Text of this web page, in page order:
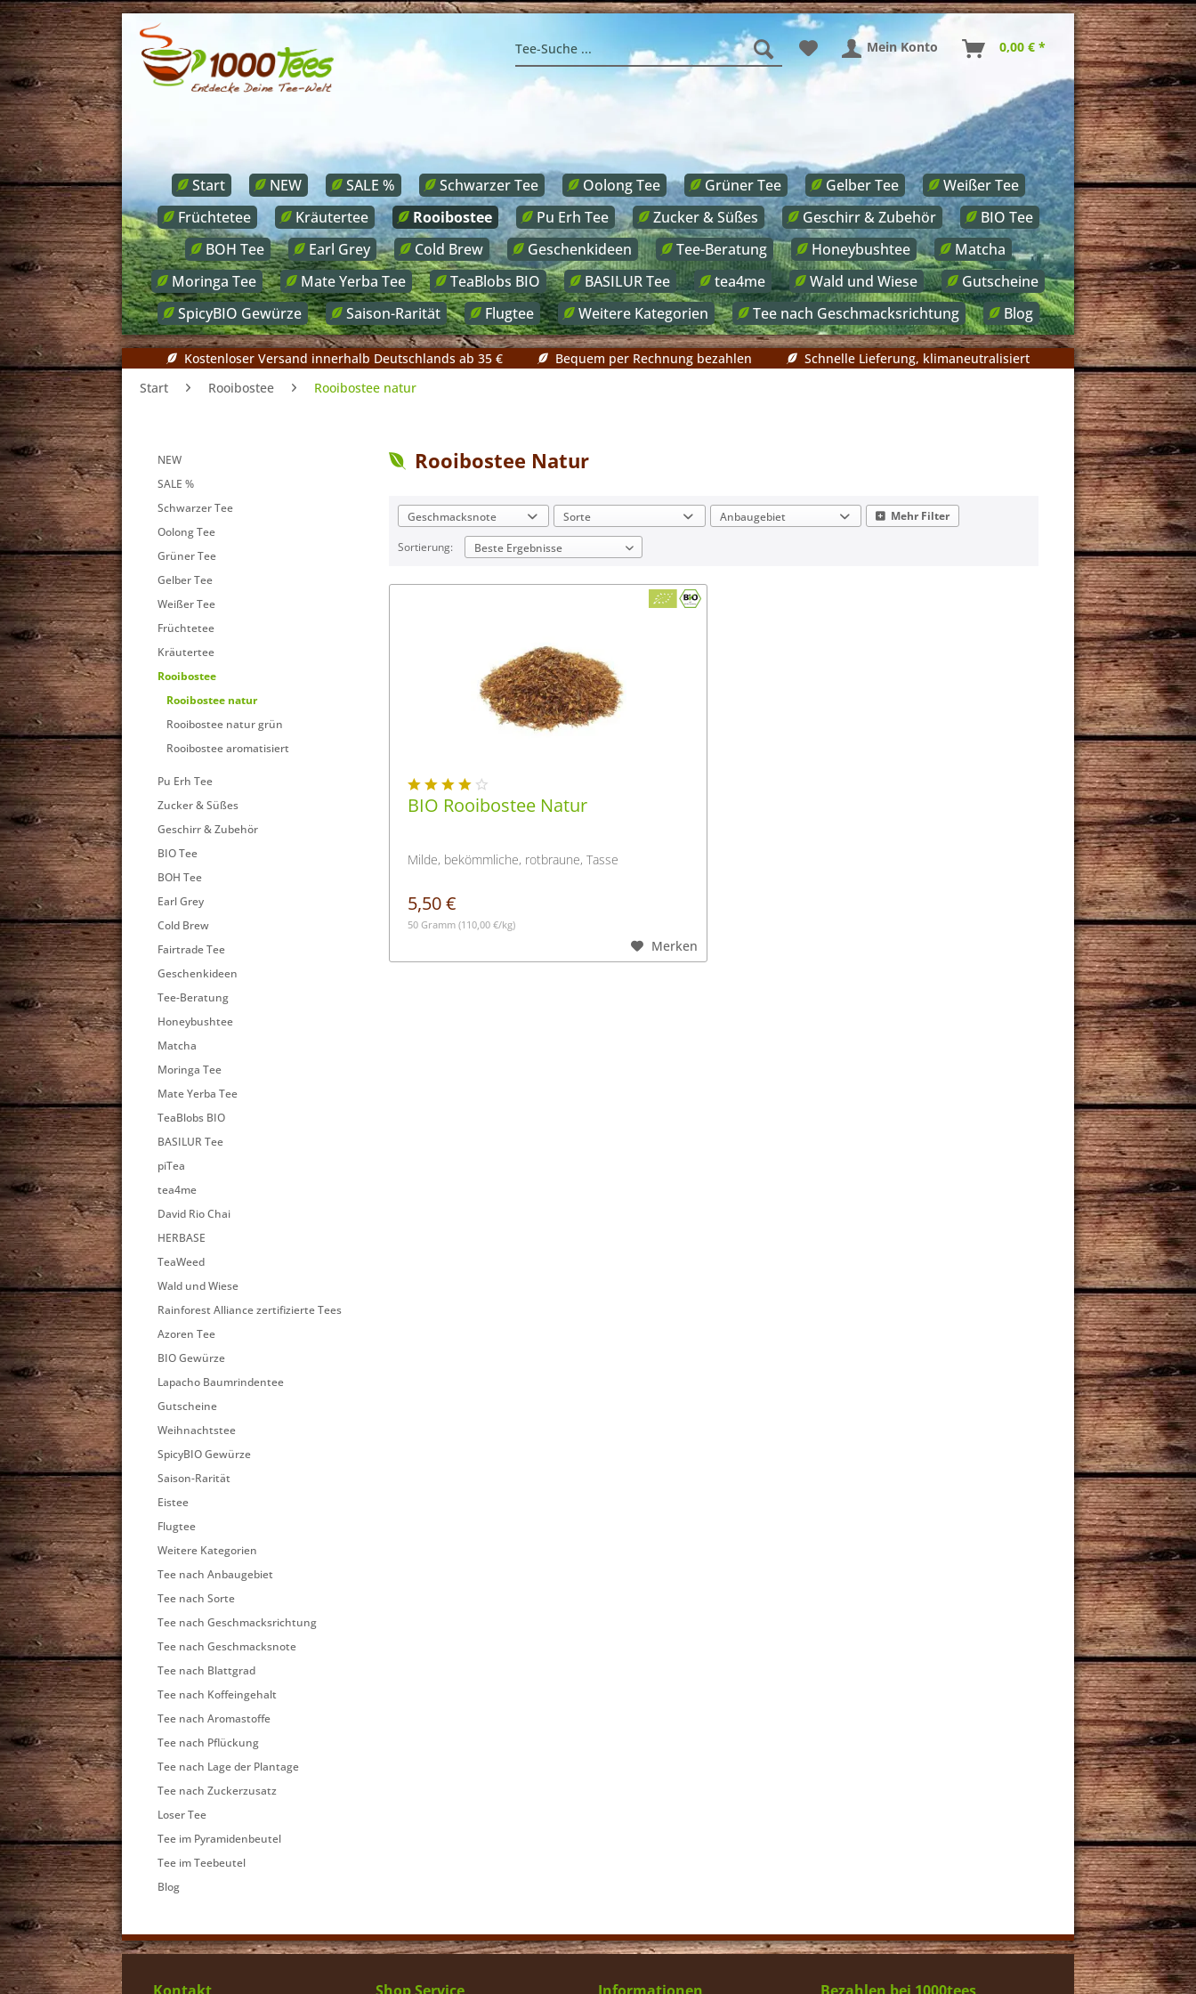
Mein Konto 0,00 € *
Start NEW SALE % Schwarzer Tee Oolong Tee Grüner Tee Gelber Tee
Weißer Tee
Früchtetee
Kräutertee Rooibostee Pu Erh Tee Zucker & Süßes Geschirr & Zubehör
BIO Tee
BOH Tee
Earl Grey Cold Brew Geschenkideen Tee-Beratung Honeybushtee
Matcha
Moringa Tee
Mate Yerba Tee TeaBlobs BIO BASILUR Tee tea4me Wald und Wiese
Gutscheine
SpicyBIO Gewürze
Saison-Rarität Flugtee Weitere Kategorien Tee nach Geschmacksrichtung Blog
Kostenloser Versand innerhalb Deutschlands ab 35 € Bequem per Rechnung bezahlen
Schnelle Lieferung, klimaneutralisiert
Start
Rooibostee Rooibostee natur
NEW
SALE %
Schwarzer Tee
Oolong Tee
Grüner Tee
Gelber Tee
Weißer Tee
Früchtetee
Kräutertee
Rooibostee
Rooibostee natur
Rooibostee natur grün
Rooibostee aromatisiert
Pu Erh Tee
Zucker & Süßes
Geschirr & Zubehör
BIO Tee
BOH Tee
Earl Grey
Cold Brew
Fairtrade Tee
Geschenkideen
Tee-Beratung
Honeybushtee
Matcha
Moringa Tee
Mate Yerba Tee
TeaBlobs BIO
BASILUR Tee
piTea
tea4me
David Rio Chai
HERBASE
TeaWeed
Wald und Wiese
Rainforest Alliance zertifizierte Tees
Azoren Tee
BIO Gewürze
Lapacho Baumrindentee
Gutscheine
Weihnachtstee
SpicyBIO Gewürze
Saison-Rarität
Eistee
Flugtee
Weitere Kategorien
Tee nach Anbaugebiet
Tee nach Sorte
Tee nach Geschmacksrichtung
Tee nach Geschmacksnote
Tee nach Blattgrad
Tee nach Koffeingehalt
Tee nach Aromastoffe
Tee nach Pflückung
Tee nach Lage der Plantage
Tee nach Zuckerzusatz
Loser Tee
Tee im Pyramidenbeutel
Tee im Teebeutel
Blog
Rooibostee Natur
Geschmacksnote
mild
Sorte
Rooibos
Anbaugebiet Mehr Filter
Sortierung:
BIO Rooibostee Natur
Milde, bekömmliche, rotbraune, Tasse
5,50 €
50 Gramm(110,00 €/kg)
Merken